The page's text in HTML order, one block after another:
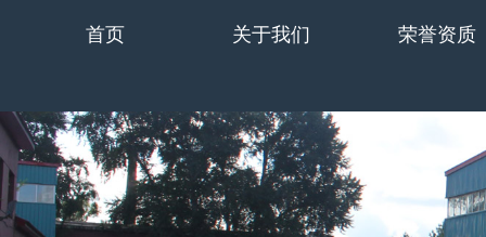
首页 关于我们 荣誉资质